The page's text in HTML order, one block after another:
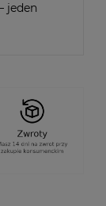
jeden